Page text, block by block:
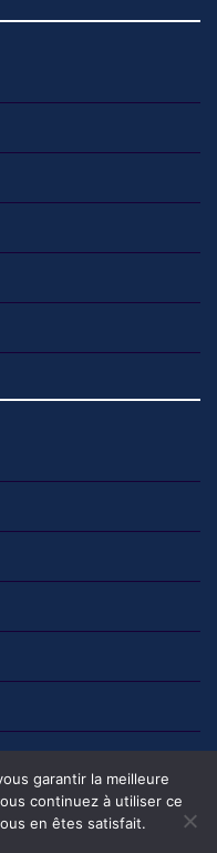
Mentions légales
garantir la meilleure
continuez à utiliser ce
en êtes satisfait.